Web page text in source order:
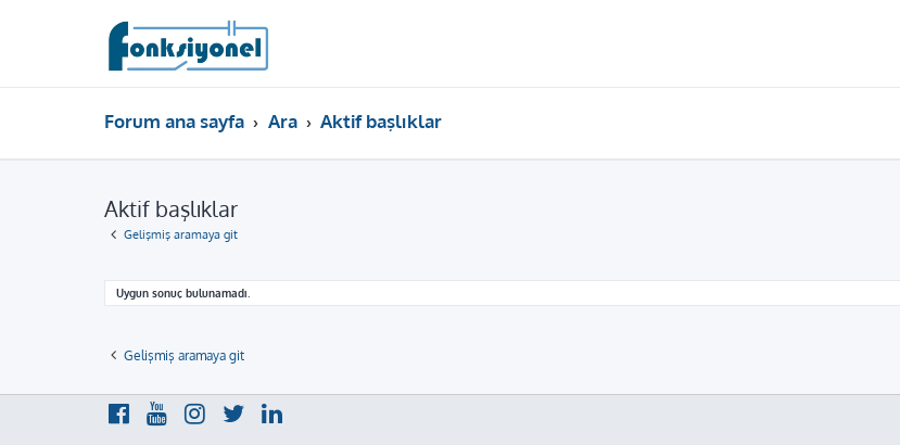
Forum ana sayfa Ara Aktif başlıklar
Aktif başlıklar
Gelişmiş aramaya git
Uygun sonuç bulunamadı.
Gelişmiş aramaya git